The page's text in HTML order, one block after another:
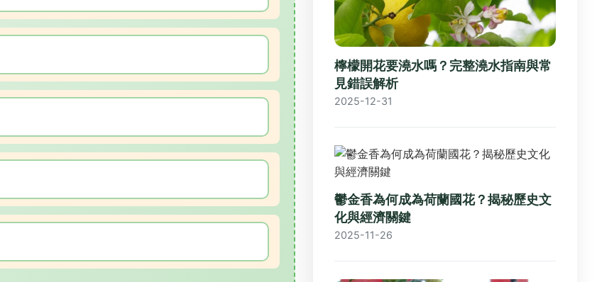
檸檬開花要澆水嗎？完整澆水指南與常
見錯誤解析
2025-12-31
鬱金香為何成為荷蘭國花？揭秘歷史文
化與經濟關鍵
2025-11-26